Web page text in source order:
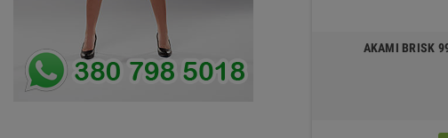
AKAMI BRISK